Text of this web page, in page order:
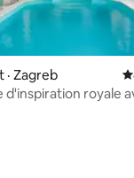
· Zagreb
d'inspiration royale